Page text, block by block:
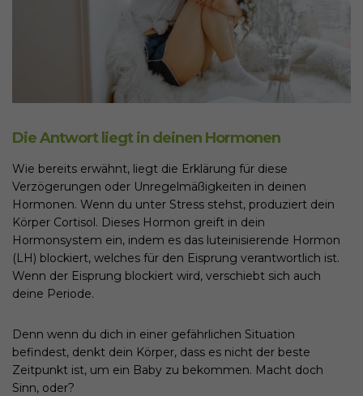
Die Antwort liegt in deinen Hormonen
Wie bereits erwähnt, liegt die Erklärung für diese
Verzögerungen oder Unregelmäßigkeiten in deinen
Hormonen. Wenn du unter Stress stehst, produziert dein
Körper Cortisol. Dieses Hormon greift in dein
Hormonsystem ein, indem es das luteinisierende Hormon
(LH) blockiert, welches für den Eisprung verantwortlich ist.
Wenn der Eisprung blockiert wird, verschiebt sich auch
deine Periode.
Denn wenn du dich in einer gefährlichen Situation
befindest, denkt dein Körper, dass es nicht der beste
Zeitpunkt ist, um ein Baby zu bekommen. Macht doch
Sinn, oder?